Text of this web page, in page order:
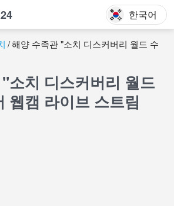
한국어
해양 수족관 "소치 디스커버리 월드 수
소치 디스커버리 월드
웹캠 라이브 스트림